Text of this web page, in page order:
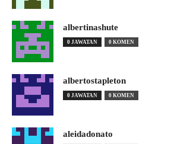
albertinashute
0 JAWATAN 0 KOMEN
albertostapleton
0 JAWATAN 0 KOMEN
aleidadonato